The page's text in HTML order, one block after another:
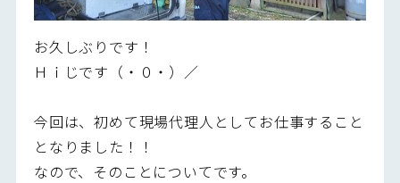
お久しぶりです！
Ｈｉじです（・０・）／
今回は、初めて現場代理人としてお仕事すること
となりました！！
なので、そのことについてです。